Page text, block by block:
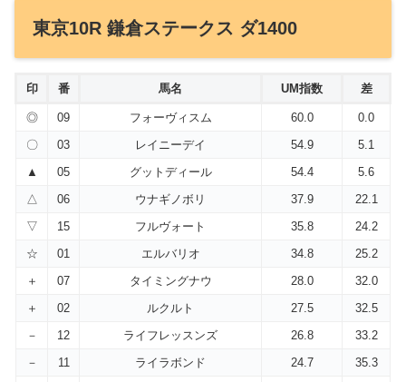
東京10R 鎌倉ステークス ダ1400
印 番 馬名 UM指数 差
◎ 09 フォーヴィスム 60.0
0.0
〇
03 レイニーデイ 54.9
5.1
▲
05 グットディール 54.4
5.6
△
06 ウナギノボリ 37.9
22.1
▽
15 フルヴォート 35.8
24.2
☆
01 エルバリオ 34.8
25.2
＋
07 タイミングナウ 28.0
32.0
＋
02 ルクルト 27.5
32.5
－
12 ライフレッスンズ 26.8
33.2
－
11 ライラボンド 24.7
35.3